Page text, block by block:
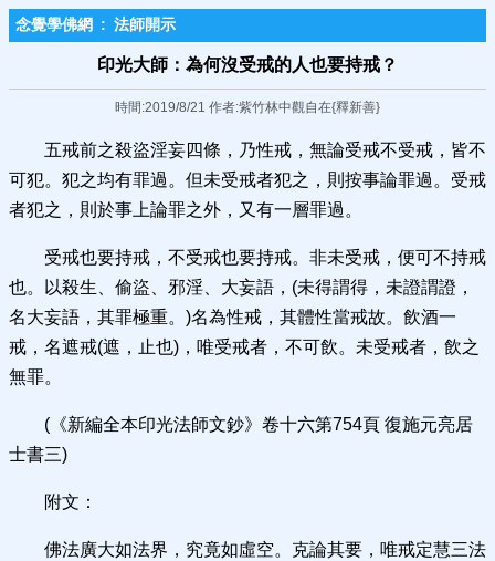
念覺學佛網 : 法師開示
印光大師：為何沒受戒的人也​要持戒？
時間:2019/8/21 作者:紫竹林中觀自在{釋新善}
五戒前之殺盜淫妄四條，乃性戒，無論受戒不受戒，皆不
可犯。犯之均有罪過。但未受戒者犯之，則按事論罪過。受戒
者犯之，則於事上論罪之外，又有一層罪過。
受戒也要持戒，不受戒也要持戒。非未受戒，便可不持戒
也。以殺生、偷盜、邪淫、大妄語，(未得謂得，未證謂證，
名大妄語，其罪極重。)名為性戒，其體性當戒故。飲酒一
戒，名遮戒(遮，止也)，唯受戒者，不可飲。未受戒者，飲之
無罪。
(《新編全本印光法師文鈔》卷十六第754頁 復施元亮居
士書三)
附文：
佛法廣大如法界，究竟如虛空。克論其要，唯戒定慧三法